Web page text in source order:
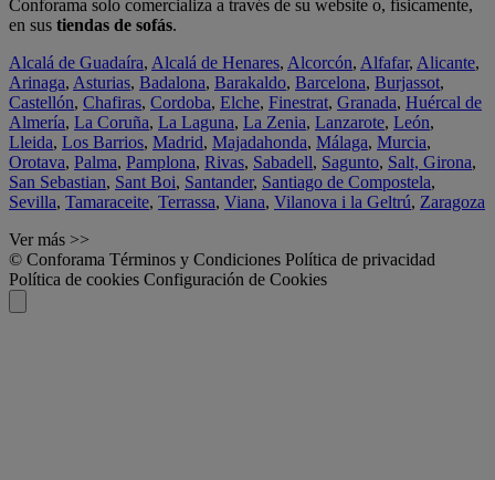
Conforama solo comercializa a través de su website o, físicamente,
en sus tiendas de sofás.
Alcalá de Guadaíra, Alcalá de Henares, Alcorcón, Alfafar, Alicante,
Arinaga, Asturias, Badalona, Barakaldo, Barcelona, Burjassot,
Castellón, Chafiras, Cordoba, Elche, Finestrat, Granada, Huércal de
Almería, La Coruña, La Laguna, La Zenia, Lanzarote, León,
Lleida, Los Barrios, Madrid, Majadahonda, Málaga, Murcia,
Orotava, Palma, Pamplona, Rivas, Sabadell, Sagunto, Salt, Girona,
San Sebastian, Sant Boi, Santander, Santiago de Compostela,
Sevilla, Tamaraceite, Terrassa, Viana, Vilanova i la Geltrú, Zaragoza
Ver más >>
© Conforama Términos y Condiciones Política de privacidad
Política de cookies Configuración de Cookies